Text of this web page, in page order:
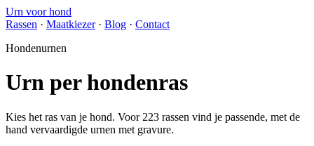
Urn voor hond
Rassen · Maatkiezer· Blog · Contact
Hondenurnen
Urn per hondenras
Kies het ras van je hond. Voor 223 rassen vind je passende, met de
hand vervaardigde urnen met gravure.